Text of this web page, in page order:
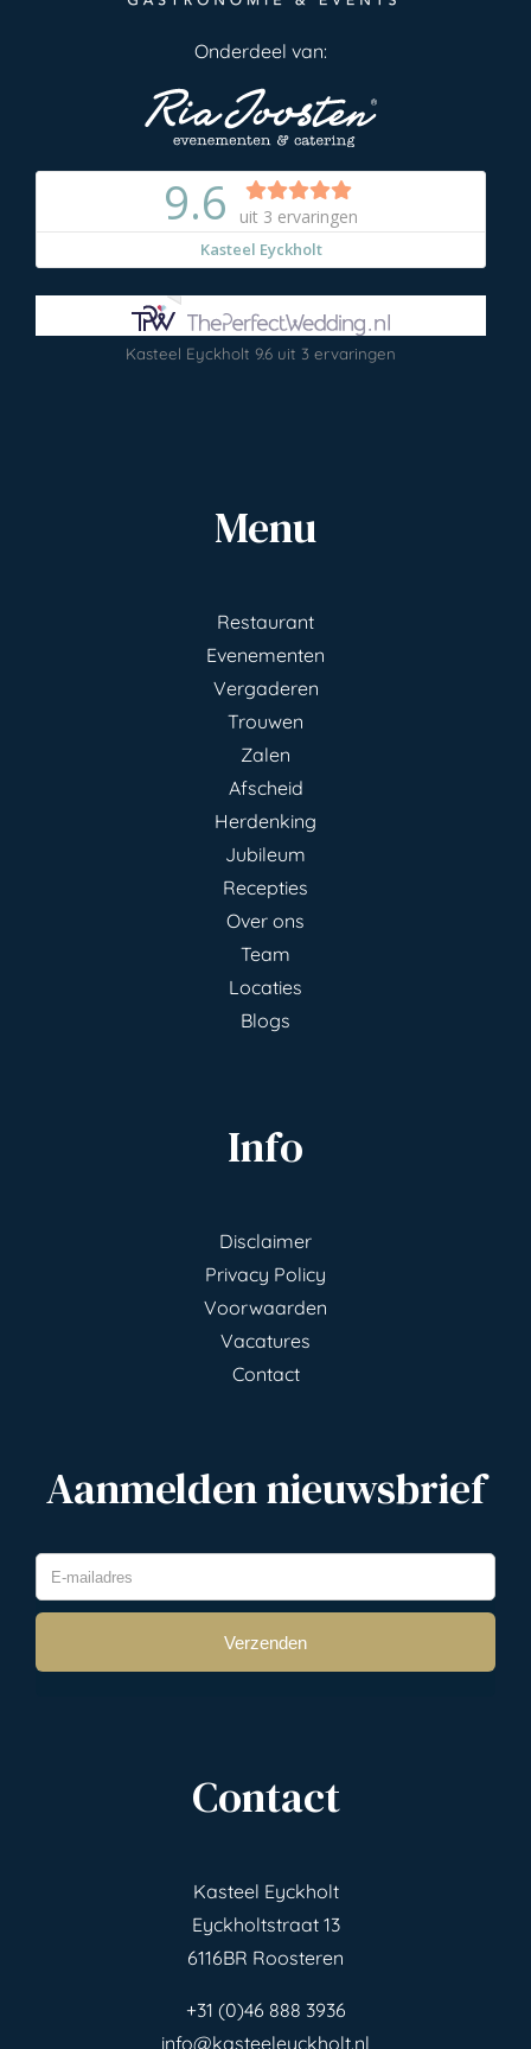
Onderdeel van:
Kasteel Eyckholt 9.6 uit 3 ervaringen
Menu
Restaurant
Evenementen
Vergaderen
Trouwen
Zalen
Afscheid
Herdenking
Jubileum
Recepties
Over ons
Team
Locaties
Blogs
Info
Disclaimer
Privacy Policy
Voorwaarden
Vacatures
Contact
Aanmelden nieuwsbrief
Contact
Kasteel Eyckholt
Eyckholtstraat 13
6116BR Roosteren
+31 (0)46 888 3936
info@kasteeleyckholt.nl